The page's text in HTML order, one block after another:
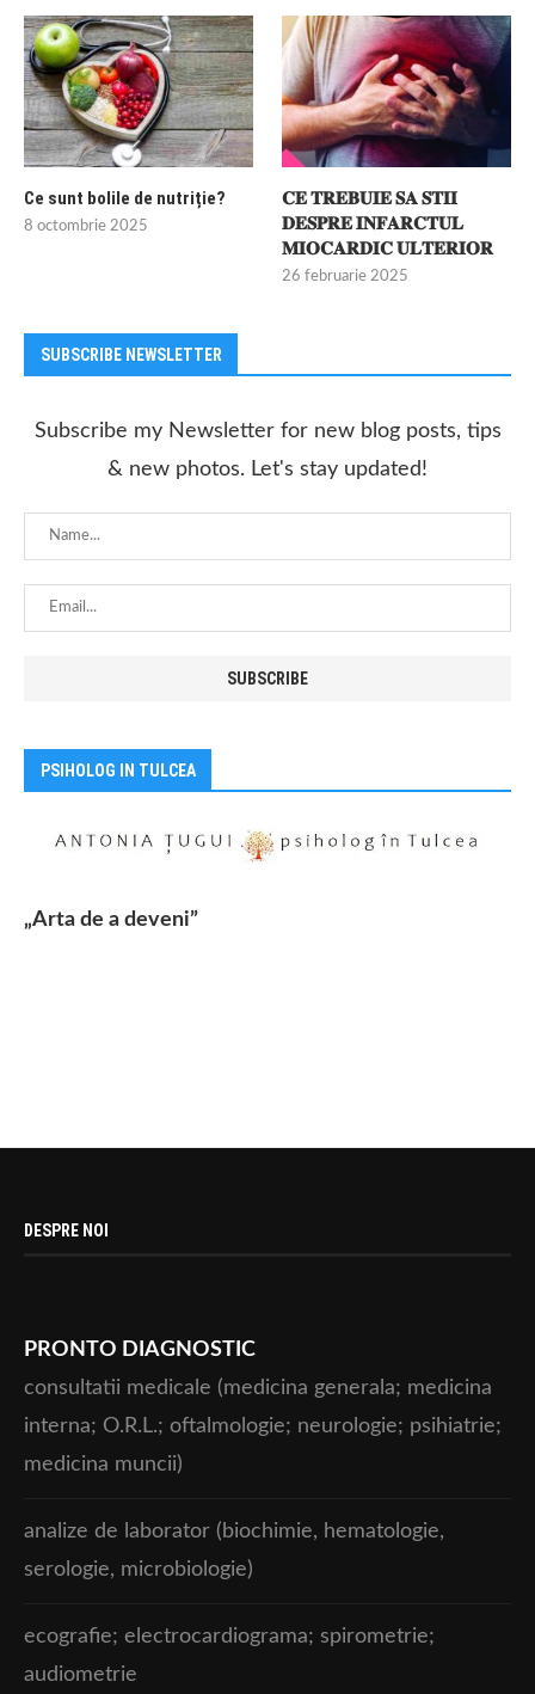
Ce sunt bolile de nutriție?
8 octombrie 2025
𝐂𝐄 𝐓𝐑𝐄𝐁𝐔𝐈𝐄 𝐒𝐀 𝐒𝐓𝐈𝐈
𝐃𝐄𝐒𝐏𝐑𝐄 𝐈𝐍𝐅𝐀𝐑𝐂𝐓𝐔𝐋
𝐌𝐈𝐎𝐂𝐀𝐑𝐃𝐈𝐂 𝐔𝐋𝐓𝐄𝐑𝐈𝐎𝐑
26 februarie 2025
SUBSCRIBE NEWSLETTER
Subscribe my Newsletter for new blog posts, tips
& new photos. Let's stay updated!
PSIHOLOG IN TULCEA
„Arta de a deveni”
DESPRE NOI
PRONTO DIAGNOSTIC
consultatii medicale (medicina generala; medicina
interna; O.R.L.; oftalmologie; neurologie; psihiatrie;
medicina muncii)
analize de laborator (biochimie, hematologie,
serologie, microbiologie)
ecografie; electrocardiograma; spirometrie;
audiometrie